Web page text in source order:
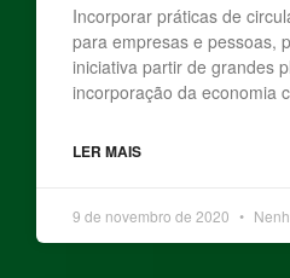
Incorporar práticas de
para empresas e pessoas,
iniciativa partir de grandes
incorporação da economia
LER MAIS
9 de novembro de 2020